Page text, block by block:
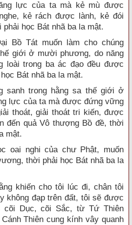
lực của ta mà kẻ mù được
kẻ rách được lành, kẻ đói
học Bát nhã ba la mật.
Bồ Tát muốn làm cho chúng
giới ở mười phương, do năng
loài trong ba ác đạo đều được
Bát nhã ba la mật.
sanh trong hằng sa thế giới ở
lực của ta mà được đứng vững
thoát, giải thoát tri kiến, được
đến quả Vô thượng Bồ đề, thời
mật.
oai nghi của chư Phật, muốn
thời phải học Bát nhã ba la
khiến cho tôi lúc đi, chân tôi
không đạp trên đất, tôi sẽ được
cõi Dục, cõi Sắc, từ Tứ Thiên
Thiên cung kính vây quanh